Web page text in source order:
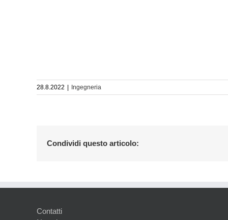
28.8.2022 Ingegneria
Condividi questo articolo:
Contatti